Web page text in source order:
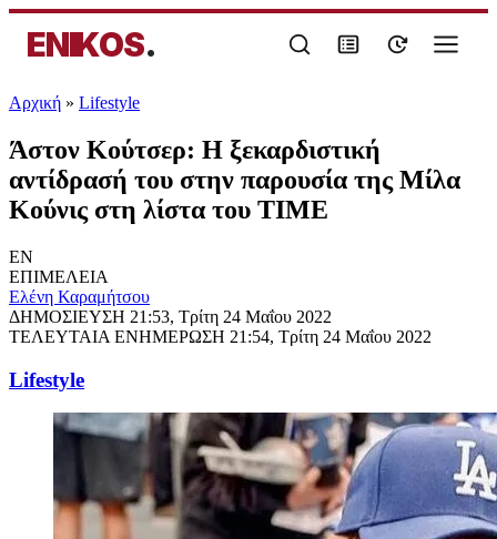
ENIKOS.
Αρχική » Lifestyle
Άστον Κούτσερ: Η ξεκαρδιστική
αντίδρασή του στην παρουσία της Μίλα
Κούνις στη λίστα του TIME
EN
ΕΠΙΜΕΛΕΙΑ
Ελένη Καραμήτσου
ΔΗΜΟΣΙΕΥΣΗ 21:53, Τρίτη 24 Μαΐου 2022
ΤΕΛΕΥΤΑΙΑ ΕΝΗΜΕΡΩΣΗ 21:54, Τρίτη 24 Μαΐου 2022
Lifestyle